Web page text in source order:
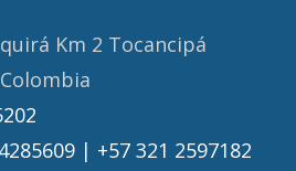
Km 2 Tocancipá
| +57 321 2597182